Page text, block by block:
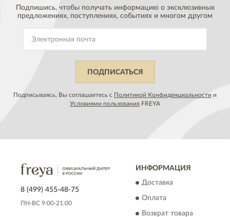
Подпишись, чтобы получать информацию о эксклюзивных
предложениях, поступлениях, событиях и многом другом
ПОДПИСАТЬСЯ
Подписываясь, Вы соглашаетесь с Политикой Конфиденциальности и
Условиями пользования FREYA
8 (499) 455-48-75
ПН-ВС 9:00-21:00
ИНФОРМАЦИЯ
Доставка
Оплата
Возврат товара